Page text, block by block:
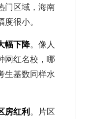
门区域，海南
很小。
幅下降。像人
网红名校，哪
生基数同样水
房红利 。片区